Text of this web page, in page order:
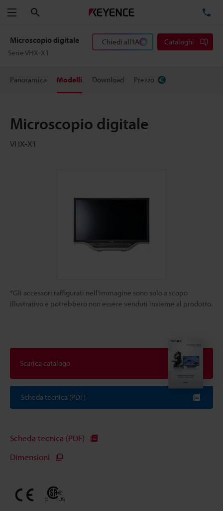
Menu
Microscopio digitale
Serie VHX-X1
Chiedi all'IA Cataloghi
Panoramica Modelli Download Prezzo
Microscopio digitale
VHX-X1
*Gli accessori raffigurati nell'immagine sono solo a scopo
illustrativo e potrebbero non essere venduti insieme al prodotto.
Scarica catalogo
Scheda tecnica (PDF)
Scheda tecnica (PDF)
Dimensioni